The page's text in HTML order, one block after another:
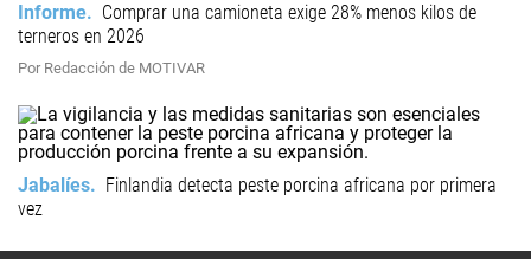
Informe
Comprar una camioneta exige 28% menos kilos de
terneros en 2026
Por Redacción de MOTIVAR
Jabalíes
Finlandia detecta peste porcina africana por primera
vez